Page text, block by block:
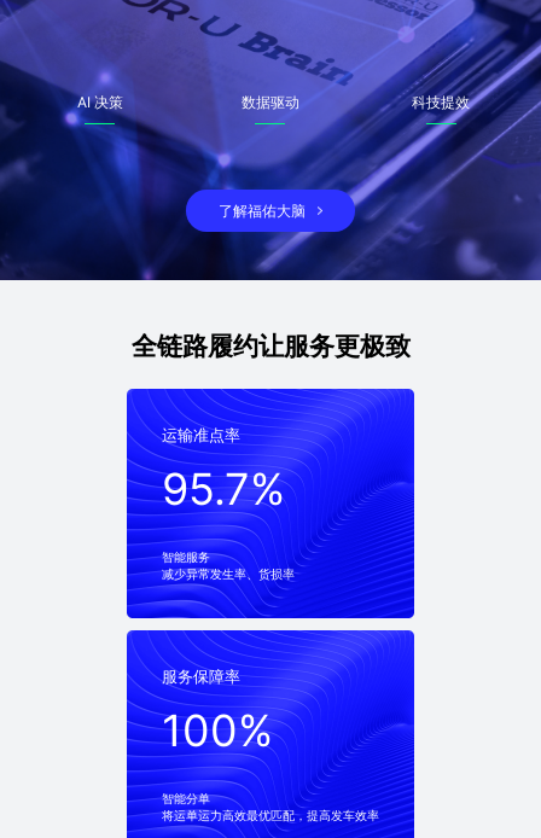
AI 决策 数据驱动 科技提效
了解福佑大脑
全链路履约让服务更极致
运输准点率
95.7%
运输准点率
95.7%
智能服务
减少异常发生率、货损率
服务保障率
100%
服务保障率
100%
智能分单
将运单运力高效最优匹配，提高发车效率